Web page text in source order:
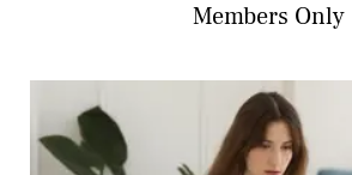
Members Only